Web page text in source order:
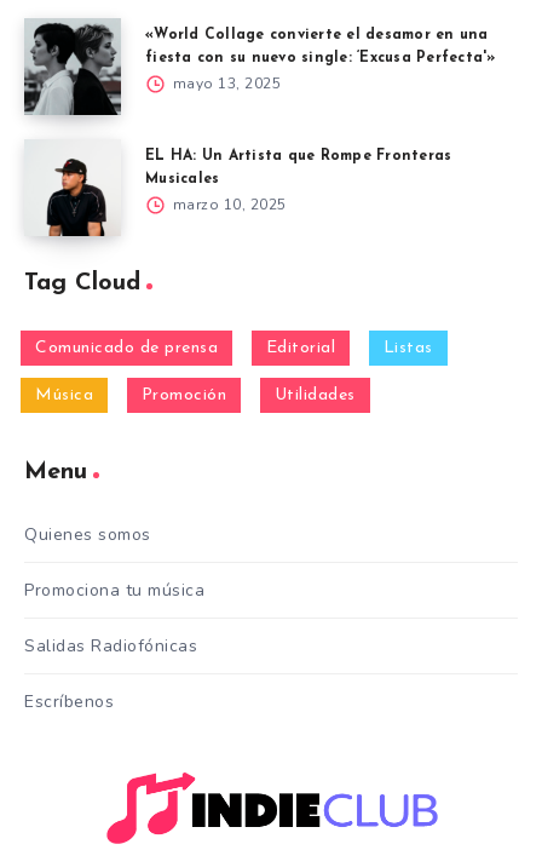
«World Collage convierte el desamor en una
fiesta con su nuevo single: ‘Excusa Perfecta'»
mayo 13, 2025
EL HA: Un Artista que Rompe Fronteras
Musicales
marzo 10, 2025
Tag Cloud
Comunicado de prensa Editorial Listas
Música Promoción Utilidades
Menu
Quienes somos
Promociona tu música
Salidas Radiofónicas
Escríbenos